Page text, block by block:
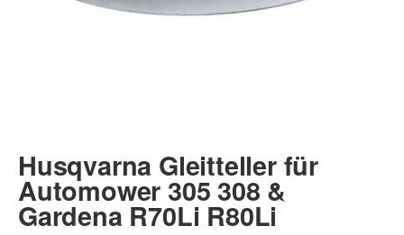
Husqvarna Gleitteller für
Automower 305 308 &
Gardena R70Li R80Li